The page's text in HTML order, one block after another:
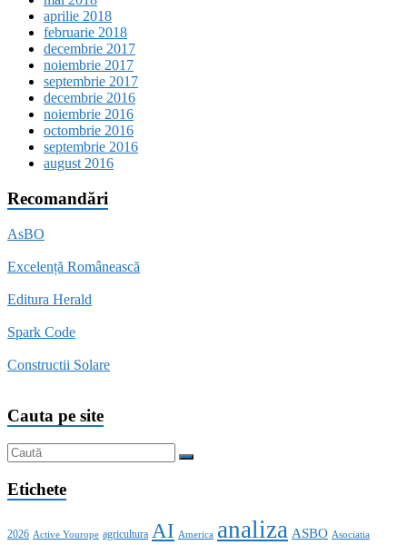
aprilie 2018
februarie 2018
decembrie 2017
noiembrie 2017
septembrie 2017
decembrie 2016
noiembrie 2016
octombrie 2016
septembrie 2016
august 2016
Recomandări
AsBO
Excelență Românească
Editura Herald
Spark Code
Constructii Solare
Cauta pe site
Etichete
2026 Active Yourope agricultura AI America analiza ASBO Asociatia